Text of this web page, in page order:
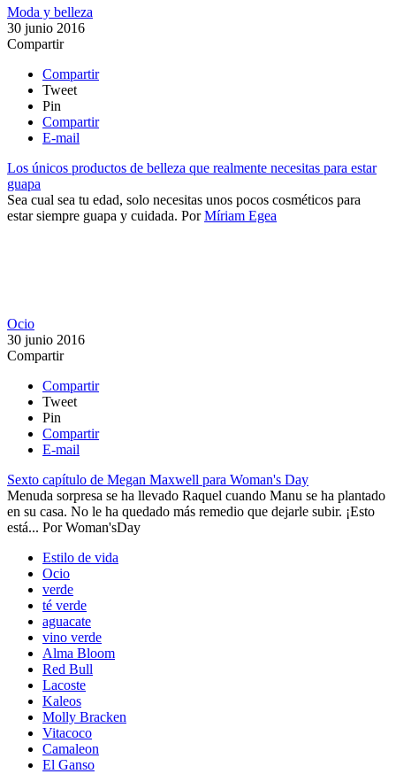
Moda y belleza
30 junio 2016
Compartir
Compartir
Tweet
Pin
Compartir
E-mail
Los únicos productos de belleza que realmente necesitas para estar
guapa
Sea cual sea tu edad, solo necesitas unos pocos cosméticos para
estar siempre guapa y cuidada. PorMíriam Egea
Ocio
30 junio 2016
Compartir
Compartir
Tweet
Pin
Compartir
E-mail
Sexto capítulo de Megan Maxwell para Woman's Day
​​Menuda sorpresa se ha llevado Raquel cuando Manu se ha plantado
en su casa. No le ha quedado más remedio que dejarle subir. ¡Esto
está... PorWoman'sDay
Estilo de vida
Ocio
verde
té verde
aguacate
vino verde
Alma Bloom
Red Bull
Lacoste
Kaleos
Molly Bracken
Vitacoco
Camaleon
El Ganso